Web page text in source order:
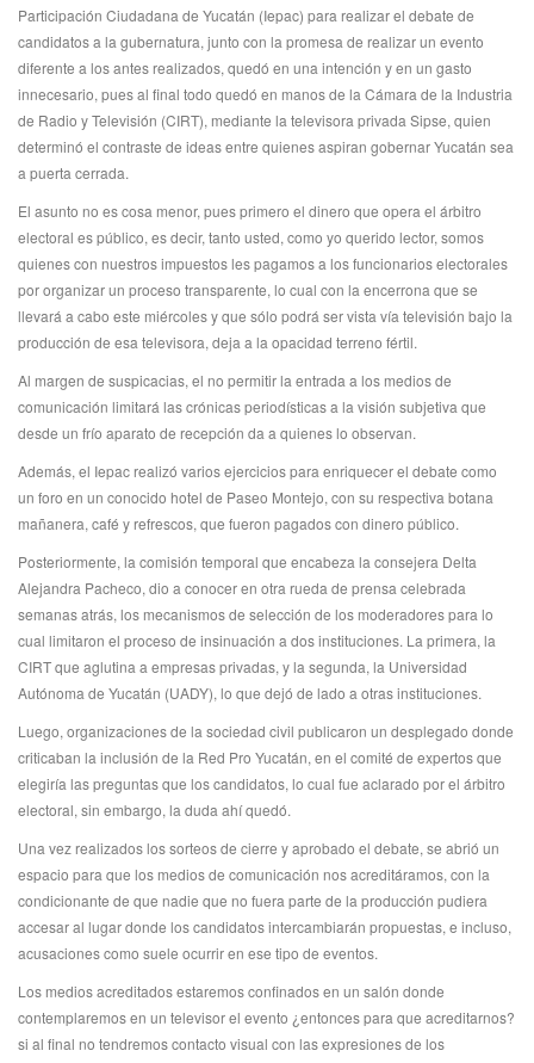
Participación Ciudadana de Yucatán (Iepac) para realizar el debate de
candidatos a la gubernatura, junto con la promesa de realizar un evento
diferente a los antes realizados, quedó en una intención y en un gasto
innecesario, pues al final todo quedó en manos de la Cámara de la Industria
de Radio y Televisión (CIRT), mediante la televisora privada Sipse, quien
determinó el contraste de ideas entre quienes aspiran gobernar Yucatán sea
a puerta cerrada.
El asunto no es cosa menor, pues primero el dinero que opera el árbitro
electoral es público, es decir, tanto usted, como yo querido lector, somos
quienes con nuestros impuestos les pagamos a los funcionarios electorales
por organizar un proceso transparente, lo cual con la encerrona que se
llevará a cabo este miércoles y que sólo podrá ser vista vía televisión bajo la
producción de esa televisora, deja a la opacidad terreno fértil.
Al margen de suspicacias, el no permitir la entrada a los medios de
comunicación limitará las crónicas periodísticas a la visión subjetiva que
desde un frío aparato de recepción da a quienes lo observan.
Además, el Iepac realizó varios ejercicios para enriquecer el debate como
un foro en un conocido hotel de Paseo Montejo, con su respectiva botana
mañanera, café y refrescos, que fueron pagados con dinero público.
Posteriormente, la comisión temporal que encabeza la consejera Delta
Alejandra Pacheco, dio a conocer en otra rueda de prensa celebrada
semanas atrás, los mecanismos de selección de los moderadores para lo
cual limitaron el proceso de insinuación a dos instituciones. La primera, la
CIRT que aglutina a empresas privadas, y la segunda, la Universidad
Autónoma de Yucatán (UADY), lo que dejó de lado a otras instituciones.
Luego, organizaciones de la sociedad civil publicaron un desplegado donde
criticaban la inclusión de la Red Pro Yucatán, en el comité de expertos que
elegiría las preguntas que los candidatos, lo cual fue aclarado por el árbitro
electoral, sin embargo, la duda ahí quedó.
Una vez realizados los sorteos de cierre y aprobado el debate, se abrió un
espacio para que los medios de comunicación nos acreditáramos, con la
condicionante de que nadie que no fuera parte de la producción pudiera
accesar al lugar donde los candidatos intercambiarán propuestas, e incluso,
acusaciones como suele ocurrir en ese tipo de eventos.
Los medios acreditados estaremos confinados en un salón donde
contemplaremos en un televisor el evento ¿entonces para que acreditarnos?
si al final no tendremos contacto visual con las expresiones de los